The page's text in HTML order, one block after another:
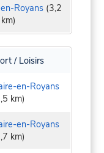
Royans (3,2
km)
/ Loisirs
en-Royans
km)
en-Royans
km)